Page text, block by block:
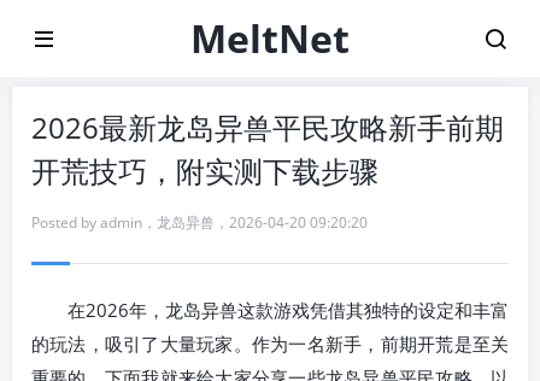
MeltNet
2026最新龙岛异兽平民攻略新手前期
开荒技巧，附实测下载步骤
Posted byadmin ， 龙岛异兽 ， 2026-04-20 09:20:20
在2026年，龙岛异兽这款游戏凭借其独特的设定和丰富
的玩法，吸引了大量玩家。作为一名新手，前期开荒是至关